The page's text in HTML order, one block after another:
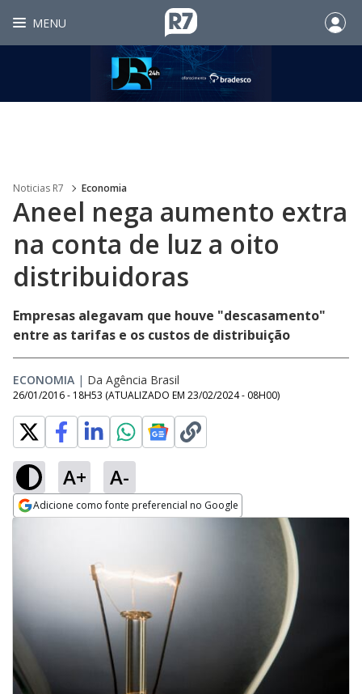
MENU
Noticias R7 Economia
Aneel nega aumento extra
na conta de luz a oito
distribuidoras
Empresas alegavam que houve "descasamento"
entre as tarifas e os custos de distribuição
ECONOMIA | Da Agência Brasil
26/01/2016 - 18H53 (ATUALIZADO EM 23/02/2024 - 08H00)
A+ A-
Adicione como fonte preferencial no Google